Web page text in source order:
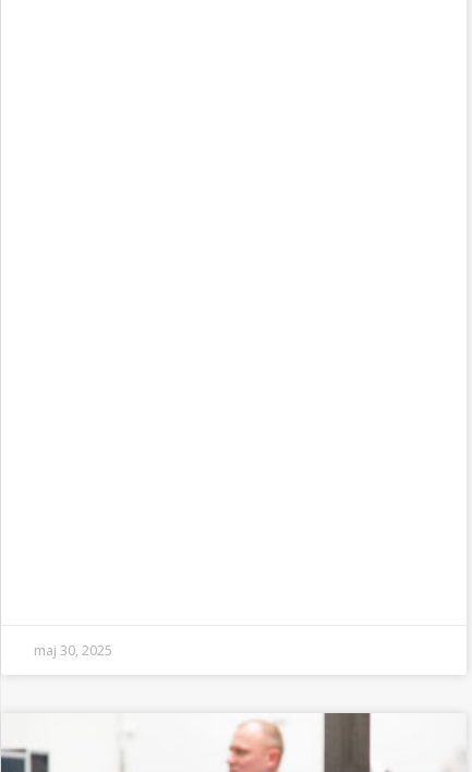
maj 30, 2025